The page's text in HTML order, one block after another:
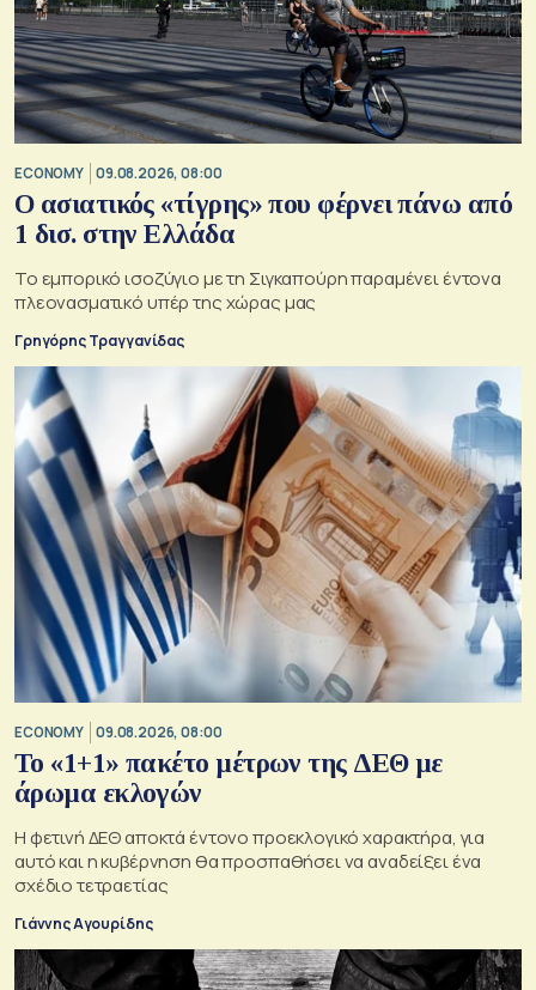
ECONOMY 09.08.2026, 08:00
Ο ασιατικός «τίγρης» που φέρνει πάνω από
1 δισ. στην Ελλάδα
Το εμπορικό ισοζύγιο με τη Σιγκαπούρη παραμένει έντονα
πλεονασματικό υπέρ της χώρας μας
Γρηγόρης Τραγγανίδας
ECONOMY 09.08.2026, 08:00
Το «1+1» πακέτο μέτρων της ΔΕΘ με
άρωμα εκλογών
Η φετινή ΔΕΘ αποκτά έντονο προεκλογικό χαρακτήρα, για
αυτό και η κυβέρνηση θα προσπαθήσει να αναδείξει ένα
σχέδιο τετραετίας
Γιάννης Αγουρίδης